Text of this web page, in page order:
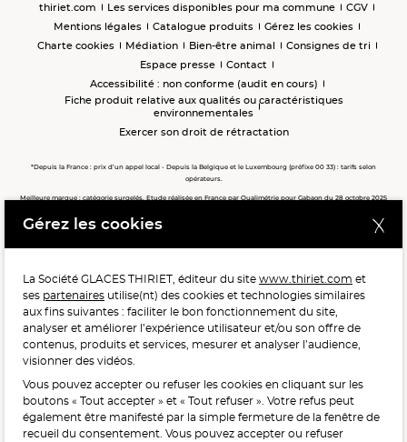
thiriet.com Les services disponibles pour ma commune
CGV
Mentions légales
Catalogue produits
Gérez les cookies
Charte cookies
Médiation Bien-être animal
Consignes de tri
Espace presse
Contact
Accessibilité : non conforme (audit en cours)
Fiche produit relative aux qualités ou caractéristiques
environnementales
Exercer son droit de rétractation
*Depuis la France : prix d’un appel local - Depuis la Belgique et le Luxembourg (préfixe 00 33) : tarifs selon
opérateurs.
Meilleure marque : catégorie surgelés. Etude réalisée en France par Qualimétrie pour Gabaon du 28 octobre 2025
Meilleure chaîne de magasins, Meilleur e-commerçant, Meilleure relation clients : catégorie surgelés. Étude
POUR VOTRE SANTÉ, MANGEZ AU MOINS CINQ FRUITS ET
LÉGUMES PAR JOUR.WWW.MANGERBOUGER.FR
L'abus d'alcool est dangereux pour la santé, à consommer
avec modération.
Gérez les cookies
La Société GLACES THIRIET, éditeur du site www.thiriet.com et
ses partenaires utilise(nt) des cookies et technologies similaires
aux fins suivantes : faciliter le bon fonctionnement du site,
analyser et améliorer l’expérience utilisateur et/ou son offre de
contenus, produits et services, mesurer et analyser l’audience,
visionner des vidéos.
Vous pouvez accepter ou refuser les cookies en cliquant sur les
boutons « Tout accepter » et « Tout refuser ». Votre refus peut
également être manifesté par la simple fermeture de la fenêtre de
recueil du consentement. Vous pouvez accepter ou refuser